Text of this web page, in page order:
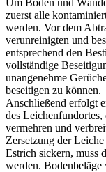
Um Böden und
zuerst alle
werden. Vor dem
verunreinigten und
entsprechend den
vollständige
unangenehme
beseitigen zu können.
Anschließend erfolgt
des
vermehren und
Zersetzung der
Estrich sickern, muss
werden. Bodenbeläge